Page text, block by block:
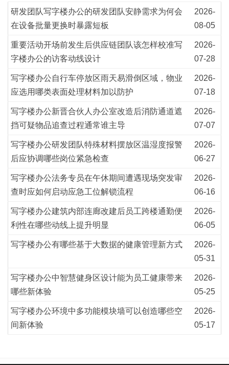
研发团队写字楼办公的研发团队安静需求为何会
在设备批量更换时暴露短板
2026-
08-05
重要活动开场前发生后供应链团队该怎样校准写
字楼办公的访客动线设计
2026-
07-28
写字楼办公自行车停放区雨天易滑倒区域，物业
应选用哪类表面处理材料加以防护
2026-
07-18
写字楼办公新晋合伙人办公室改造后消防通道遮
挡可疑物品追查过程通常谁主导
2026-
07-07
写字楼办公研发团队特殊材料摆放区温湿度报警
后应协调哪些岗位紧急检查
2026-
06-27
写字楼办公法务专员在午休期间遭遇现场突发审
查时应如何启动应急工位解锁流程
2026-
06-16
写字楼办公建筑内部连廊改建后员工跨楼通勤便
利性在哪些动线上提升明显
2026-
06-05
写字楼办公有哪些基于大数据的健康管理新方式
2026-
05-31
写字楼办公中智慧健身区设计能为员工健康带来
哪些新体验
2026-
05-25
写字楼办公环境中多功能模块墙可以创造哪些空
间新体验
2026-
05-17